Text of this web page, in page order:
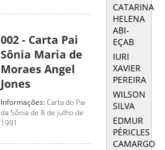
002 - Carta Pai
Sônia Maria de
Moraes Angel
Jones
Informações:Carta do Pai
da Sônia de 8 de julho de
1991
CATARINA
HELENA
ABI-
EÇAB
IURI
XAVIER
PEREIRA
WILSON
SILVA
EDMUR
PÉRICLES
CAMARGO